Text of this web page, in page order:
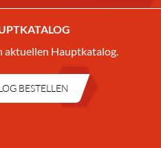
aktuellen Hauptkatalog.
BESTELLEN